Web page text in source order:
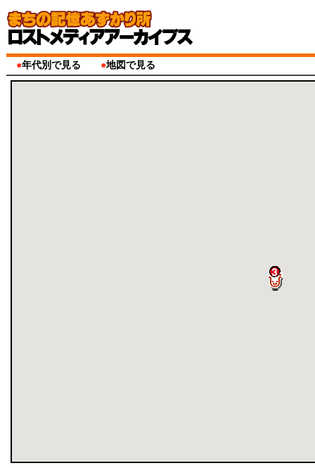
●年代別で見る ●地図で見る